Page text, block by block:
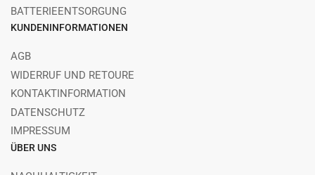
BATTERIEENTSORGUNG
KUNDENINFORMATIONEN
AGB
WIDERRUF UND RETOURE
KONTAKTINFORMATION
DATENSCHUTZ
IMPRESSUM
ÜBER UNS